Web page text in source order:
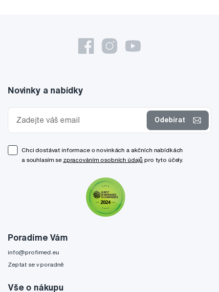
Poradíme Vám
info@profimed.eu
Zeptat se v poradně
Vše o nákupu
Novinky a nabídky
Odebírat
Chci dostávat informace o novinkách a akčních nabídkách
a souhlasím se zpracováním osobních údajů pro tyto účely.